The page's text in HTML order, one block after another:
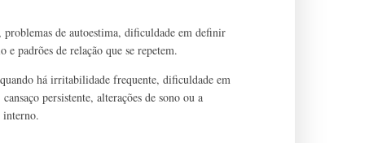
problemas de autoestima, dificuldade em definir
padrões de relação que se repetem.
há irritabilidade frequente, dificuldade em
persistente, alterações de sono ou a
interno.